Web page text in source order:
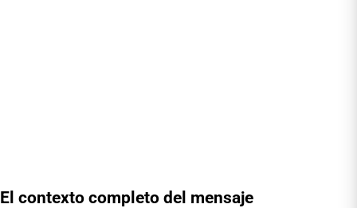
El contexto completo del mensaje